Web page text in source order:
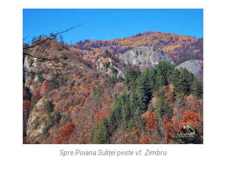
Spre Poiana Suliței peste vf. Zimbru